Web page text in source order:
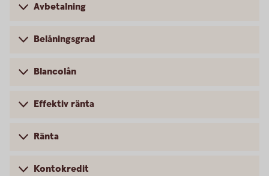
Avbetalning
Belåningsgrad
Blancolån
Effektiv ränta
Ränta
Kontokredit